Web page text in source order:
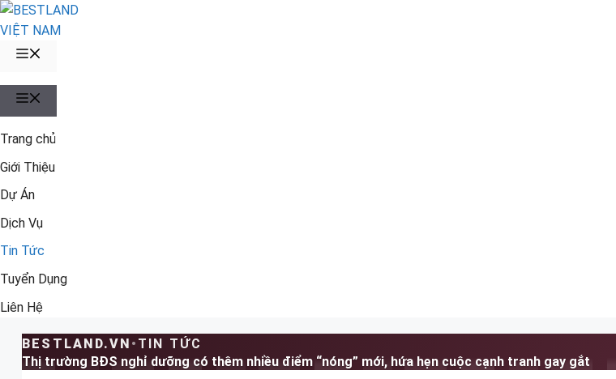
Chuyển
đến
Trang chủ
Giới Thiệu
Dự Án
Dịch Vụ
Tin Tức
Tuyển Dụng
Liên Hệ
BESTLAND.VN • TIN TỨC
Thị trường BĐS nghỉ dưỡng có thêm nhiều điểm “nóng” mới, hứa hẹn cuộc cạnh tranh gay gắt